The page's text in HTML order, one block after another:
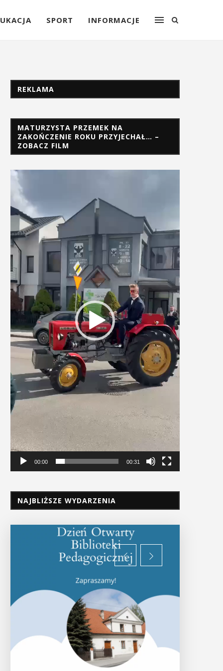
SPORT INFORMACJE
REKLAMA
MATURZYSTA PRZEMEK NA
ZAKOŃCZENIE ROKU PRZYJECHAŁ… –
ZOBACZ FILM
Odtwarzacz
video
00:00 00:31
NAJBLIŻSZE WYDARZENIA